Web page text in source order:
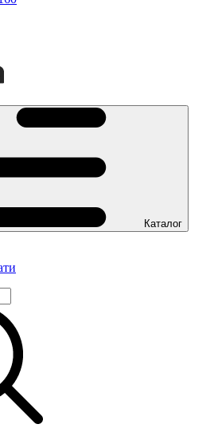
Каталог